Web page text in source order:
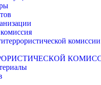
комиссии